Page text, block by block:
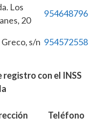
Los
20
954648796
Greco, s/n 954572558
registro con el INSS
Teléfono